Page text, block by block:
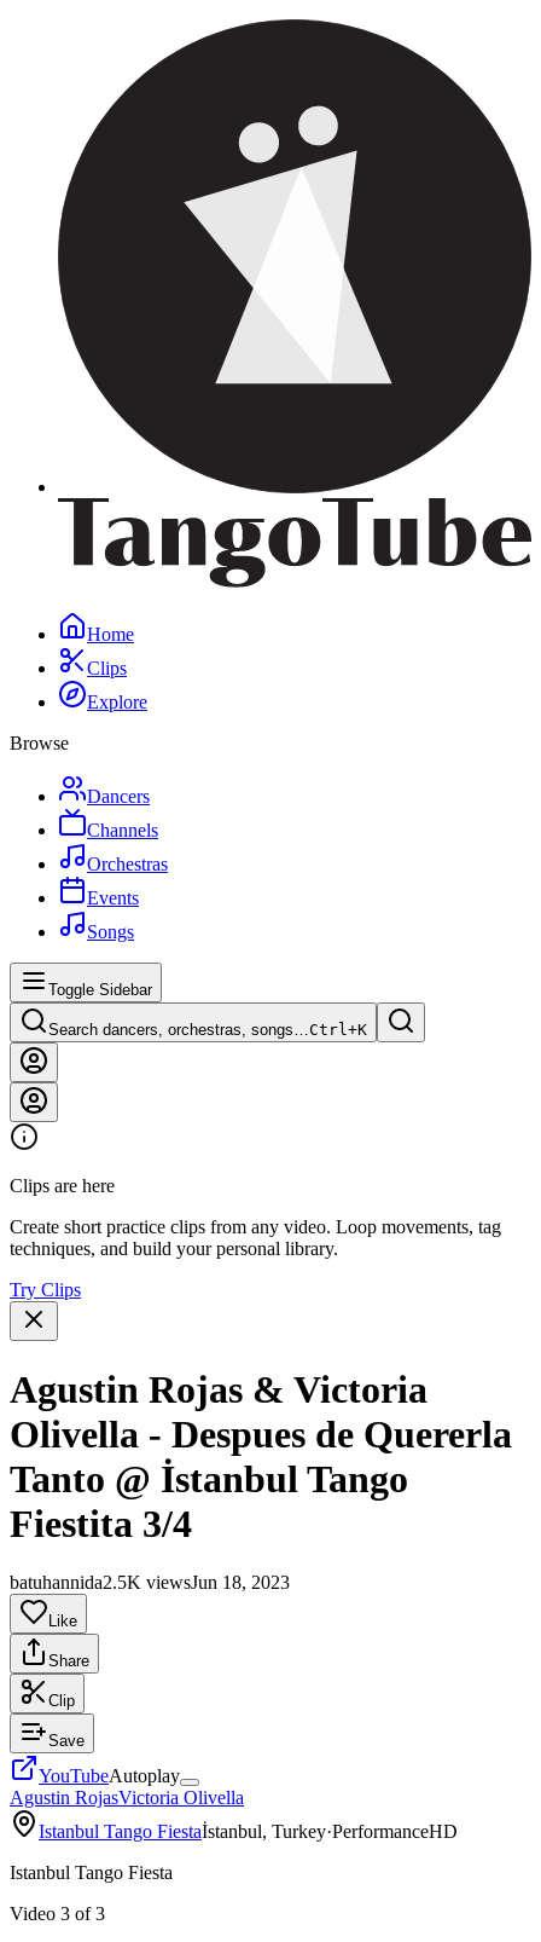
Home
Clips
Explore
Browse
Dancers
Channels
Orchestras
Events
Songs
Toggle Sidebar
Search dancers, orchestras, songs…Ctrl+K
Clips are here
Create short practice clips from any video. Loop movements, tag
techniques, and build your personal library.
Try Clips
Agustin Rojas & Victoria
Olivella - Despues de Quererla
Tanto @ İstanbul Tango
Fiestita 3/4
batuhannida2.5K viewsJun 18, 2023
Like
Share
Clip
Save
YouTubeAutoplay
Agustin RojasVictoria Olivella
Istanbul Tango Fiestaİstanbul, Turkey·PerformanceHD
Istanbul Tango Fiesta
Video 3 of 3